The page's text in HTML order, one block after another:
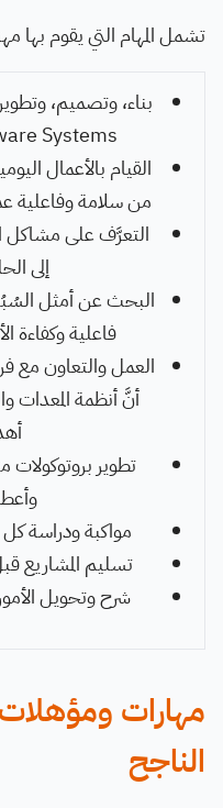
تشمل المهام التي يقوم
بناء، وتصميم،
Systems
القيام بالأعمال
من سلامة وفاعلية
التعرَّف على مشاكل
إلى
البحث عن أمثل
فاعلية وكفاءة
العمل والتعاون مع
أنَّ أنظمة المعدات
تطوير
مواكبة ودراسة
تسليم المشاريع
شرح وتحويل
مهارات
الناجح